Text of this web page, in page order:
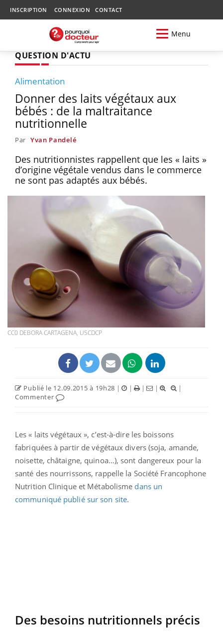
INSCRIPTION CONNEXION CONTACT
Menu
QUESTION D'ACTU
Alimentation
Donner des laits végétaux aux
bébés : de la maltraitance
nutritionnelle
Par Yvan Pandelé
Des nutritionnistes rappellent que les « laits »
d’origine végétale vendus dans le commerce
ne sont pas adaptés aux bébés.
CC0 DEBORA CARTAGENA, USCDCP
Publié le 12.09.2015 à 19h28 | | | |
|
Commenter
Les « laits végétaux », c’est-à-dire les boissons
fabriquées à partir de végétaux divers (soja, amande,
noisette, châtaigne, quinoa…), sont dangereux pour la
santé des nourrissons, rappelle la Société Francophone
Nutrition Clinique et Métabolisme dans un
communiqué publié sur son site.
Des besoins nutritionnels précis